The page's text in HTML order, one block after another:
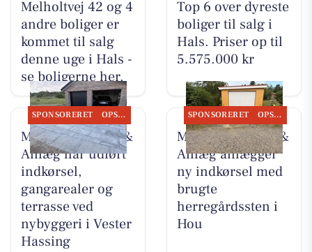
Melholtvej 42 og 4
andre boliger er
kommet til salg
denne uge i Hals -
se boligerne her.
Top 6 over dyreste
boliger til salg i
Hals. Priser op til
5.575.000 kr
SPONSORERET OPSLAGSTAVLEN
MB Entreprenør &
Anlæg har udført
indkørsel,
gangarealer og
terrasse ved
nybyggeri i Vester
Hassing
SPONSORERET OPSLAGSTAVLEN
MB Entreprenør &
Anlæg anlægger
ny indkørsel med
brugte
herregårdssten i
Hou